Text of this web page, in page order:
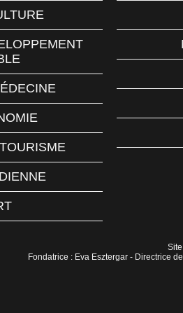
Fondatrice : Eva Esztergar - Directrice